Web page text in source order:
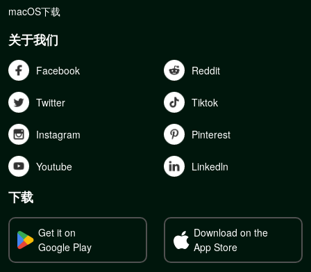
macOS下载
关于我们
Facebook Reddit
Twitter Tiktok
Instagram Pinterest
Youtube Linkedln
下载
Get it on
Google Play
Download on the
App Store